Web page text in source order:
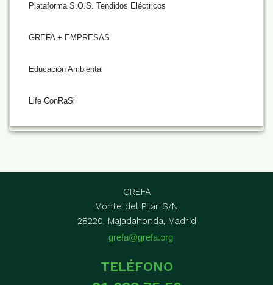
Plataforma S.O.S. Tendidos Eléctricos
GREFA + EMPRESAS
Educación Ambiental
Life ConRaSi
GREFA
Monte del Pilar S/N
28220, Majadahonda, Madrid
grefa@grefa.org
TELÉFONO